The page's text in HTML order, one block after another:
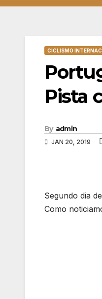
CICLISMO
Pista
By admin
JAN 20, 2019
Segundo dia
Como